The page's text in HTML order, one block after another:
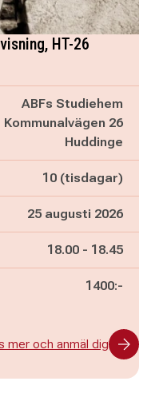
HT-26
ABFs Studiehem
Kommunalvägen 26
Huddinge
10 (tisdagar)
25 augusti 2026
Pågår mellan
18.00 - och
18.45
1400:-
mer och anmäl dig